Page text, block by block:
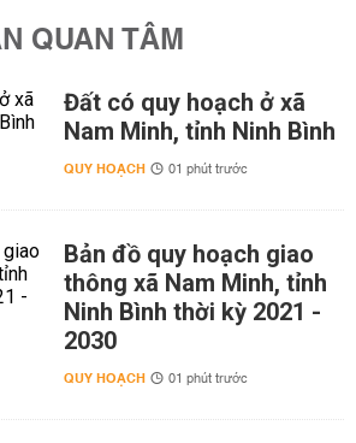
QUAN TÂM
Đất có quy hoạch ở xã
Nam Minh, tỉnh Ninh Bình
QUY HOẠCH 01 phút trước
Bản đồ quy hoạch giao
thông xã Nam Minh, tỉnh
Ninh Bình thời kỳ 2021 -
2030
QUY HOẠCH 01 phút trước